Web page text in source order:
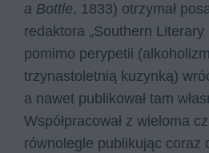
a Bottle, 1833) otrzymał
redaktora „Southern Literary
pomimo perypetii
trzynastoletnią kuzynką)
a nawet publikował tam
Współpracował z wieloma
równolegle publikując coraz